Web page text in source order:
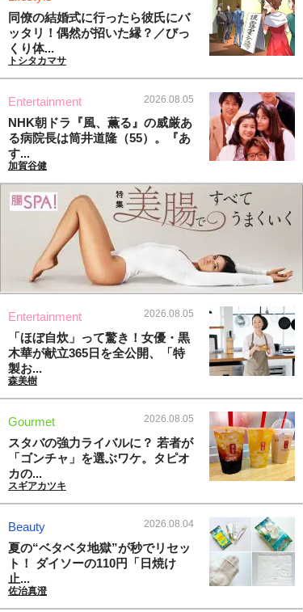
同僚の結婚式に行ったら彼氏にバ
ッタリ！偶然が招いた縁？／びっ
くり体...
トシタカマサ
Entertainment 2026.08.05
NHK朝ドラ『風、薫る』の威厳あ
る病院長は筒井道隆（55）。『あ
す...
加賀谷健
Entertainment 2026.08.05
「ほぼ自炊」って驚き！女優・黒
木華が献立365日を全公開、「特
製お...
森美樹
Gourmet 2026.08.05
スタバの強力ライバルに？ 若者が
「ゴンチャ」を選ぶワケ。タピオ
カの...
スギアカツキ
Beauty 2026.08.04
夏の“ベタベタ地獄”が秒でリセッ
ト！ ダイソーの110円「日焼け
止...
佐治真澄